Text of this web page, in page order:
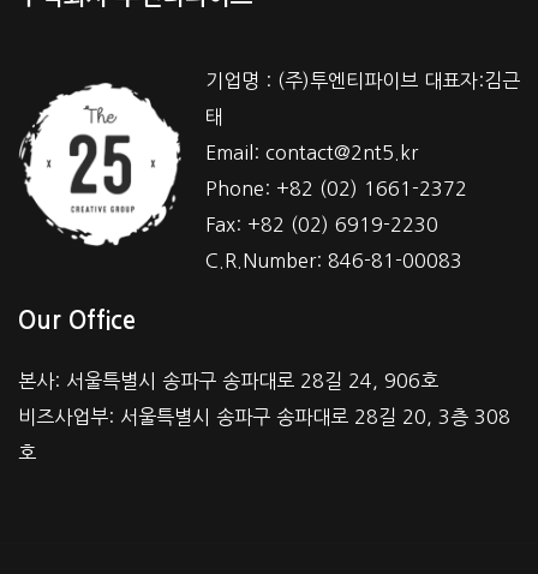
기업명 : (주)투엔티파이브 대표자:김근
태
Email: contact@2nt5.kr
Phone: +82 (02) 1661-2372
Fax: +82 (02) 6919-2230
C.R.Number: 846-81-00083
Our Office
본사: 서울특별시 송파구 송파대로 28길 24, 906호
비즈사업부: 서울특별시 송파구 송파대로 28길 20, 3층 308
호